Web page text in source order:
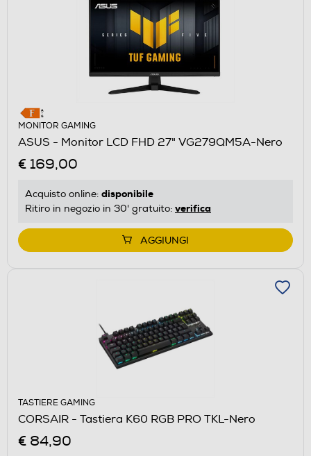
MONITOR GAMING
ASUS - Monitor LCD FHD 27" VG279QM5A-Nero
€ 169,00
Acquisto online: disponibile
Ritiro in negozio in 30' gratuito: verifica
AGGIUNGI
TASTIERE GAMING
CORSAIR - Tastiera K60 RGB PRO TKL-Nero
€ 84,90